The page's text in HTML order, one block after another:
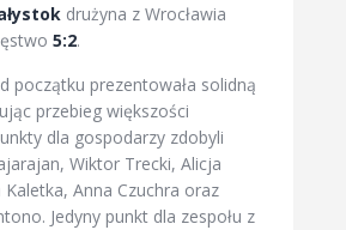
drużyna z Wrocławia
5:2.
początku prezentowała solidną
przebieg większości
dla gospodarzy zdobyli
Wiktor Trecki, Alicja
Kaletka, Anna Czuchra oraz
Jedyny punkt dla zespołu z